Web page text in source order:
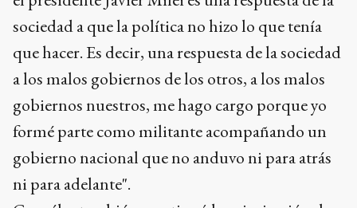
sociedad a que la política no hizo lo que tenía
que hacer. Es decir, una respuesta de la sociedad
a los malos gobiernos de los otros, a los malos
gobiernos nuestros, me hago cargo porque yo
formé parte como militante acompañando un
gobierno nacional que no anduvo ni para atrás
ni para adelante".